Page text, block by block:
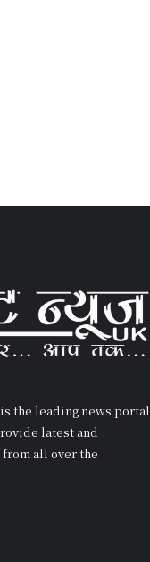
the leading news portal
latest and
all over the